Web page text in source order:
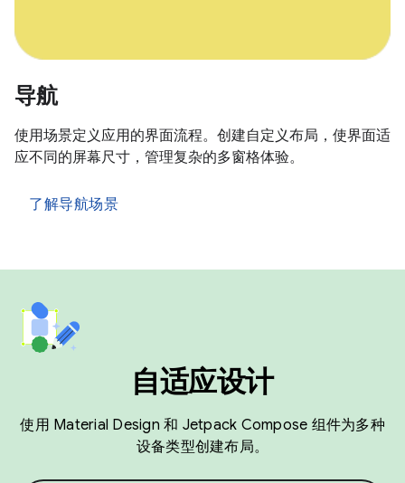
导航
使用场景定义应用的界面流程。创建自定义布局，使界面适
应不同的屏幕尺寸，管理复杂的多窗格体验。
了解导航场景
自适应设计
使用 Material Design 和 Jetpack Compose 组件为多种
设备类型创建布局。